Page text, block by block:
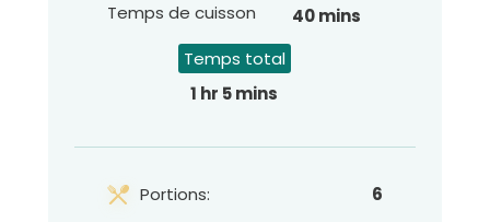
Temps de cuisson
40 mins
Temps total
1 hr 5 mins
Portions: 6